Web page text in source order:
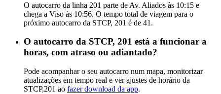
O autocarro da linha 201 parte de Av. Aliados às 10:15 e
chega a Viso às 10:56. O tempo total de viagem para o
próximo autocarro da STCP, 201 é de 41.
O autocarro da STCP, 201 está a funcionar a
horas, com atraso ou adiantado?
Pode acompanhar o seu autocarro num mapa, monitorizar
atualizações em tempo real e ver ajustes de horário da
STCP,201 ao fazer download da app.